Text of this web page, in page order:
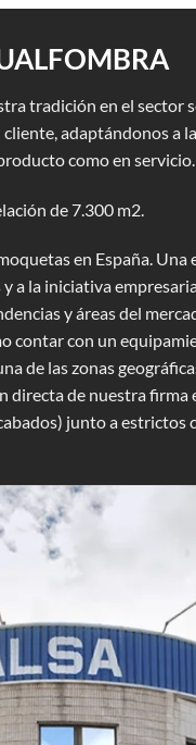
tradición en el sector
adaptándonos
como en servicio.
de 7.300 m2.
en España.
a la iniciativa
y áreas del
contar con un
de las zonas
de nuestra
junto a